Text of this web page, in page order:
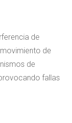
de
de
de
fallas